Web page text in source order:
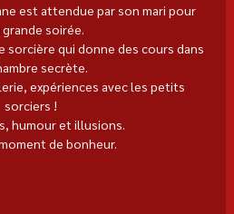
est attendue par son mari pour
soirée.
sorcière qui donne des cours dans
secrète.
expériences avec les petits
sorciers !
humour et illusions.
de bonheur.